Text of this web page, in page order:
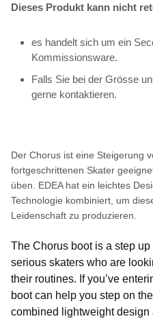
Dieses Produkt kann nicht
es handelt sich um ein
Kommissionsware.
Falls Sie bei der Grösse
gerne kontaktieren.
Der Chorus ist eine Steigerung
fortgeschrittenen Skater
üben. EDEA hat ein leichtes
Technologie kombiniert, um
Leidenschaft zu produzieren.
The Chorus boot is a step
serious skaters who are
their routines. If you’ve
boot can help you step on
combined lightweight